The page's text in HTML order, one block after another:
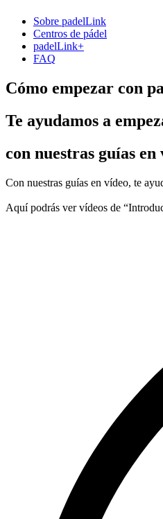
Sobre padelLink
Centros de pádel
padelLink+
FAQ
Cómo empezar con
Te ayudamos a
con nuestras guías en
Con nuestras guías en vídeo, te
Aquí podrás ver vídeos de